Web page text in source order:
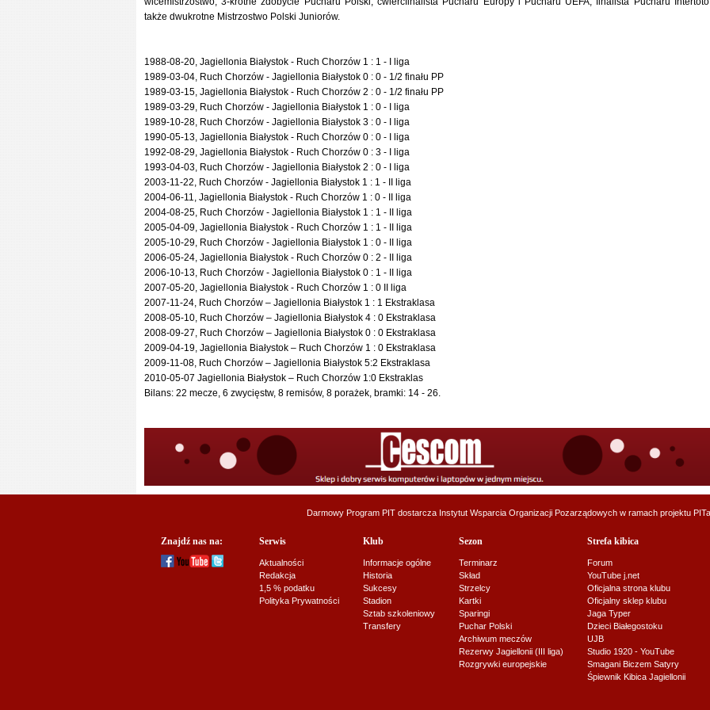
także dwukrotne Mistrzostwo Polski Juniorów.
1988-08-20, Jagiellonia Białystok - Ruch Chorzów 1 : 1 - I liga
1989-03-04, Ruch Chorzów - Jagiellonia Białystok 0 : 0 - 1/2 finału PP
1989-03-15, Jagiellonia Białystok - Ruch Chorzów 2 : 0 - 1/2 finału PP
1989-03-29, Ruch Chorzów - Jagiellonia Białystok 1 : 0 - I liga
1989-10-28, Ruch Chorzów - Jagiellonia Białystok 3 : 0 - I liga
1990-05-13, Jagiellonia Białystok - Ruch Chorzów 0 : 0 - I liga
1992-08-29, Jagiellonia Białystok - Ruch Chorzów 0 : 3 - I liga
1993-04-03, Ruch Chorzów - Jagiellonia Białystok 2 : 0 - I liga
2003-11-22, Ruch Chorzów - Jagiellonia Białystok 1 : 1 - II liga
2004-06-11, Jagiellonia Białystok - Ruch Chorzów 1 : 0 - II liga
2004-08-25, Ruch Chorzów - Jagiellonia Białystok 1 : 1 - II liga
2005-04-09, Jagiellonia Białystok - Ruch Chorzów 1 : 1 - II liga
2005-10-29, Ruch Chorzów - Jagiellonia Białystok 1 : 0 - II liga
2006-05-24, Jagiellonia Białystok - Ruch Chorzów 0 : 2 - II liga
2006-10-13, Ruch Chorzów - Jagiellonia Białystok 0 : 1 - II liga
2007-05-20, Jagiellonia Białystok - Ruch Chorzów 1 : 0 II liga
2007-11-24, Ruch Chorzów – Jagiellonia Białystok 1 : 1 Ekstraklasa
2008-05-10, Ruch Chorzów – Jagiellonia Białystok 4 : 0 Ekstraklasa
2008-09-27, Ruch Chorzów – Jagiellonia Białystok 0 : 0 Ekstraklasa
2009-04-19, Jagiellonia Białystok – Ruch Chorzów 1 : 0 Ekstraklasa
2009-11-08, Ruch Chorzów – Jagiellonia Białystok 5:2 Ekstraklasa
2010-05-07 Jagiellonia Białystok – Ruch Chorzów 1:0 Ekstraklas
Bilans: 22 mecze, 6 zwycięstw, 8 remisów, 8 porażek, bramki: 14 - 26.
Darmowy Program PIT dostarcza Instytut Wsparcia Organizacji Pozarządowych w ramach projektu
Znajdź nas na: Serwis
Aktualności
Redakcja
1,5 % podatku
Polityka Prywatności
Klub
Informacje ogólne
Historia
Sukcesy
Stadion
Sztab szkoleniowy
Transfery
Sezon
Terminarz
Skład
Strzelcy
Kartki
Sparingi
Puchar Polski
Archiwum meczów
Rezerwy Jagiellonii (III liga)
Rozgrywki europejskie
Strefa kibica
Forum
YouTube j.net
Oficjalna strona klubu
Oficjalny sklep klubu
Jaga Typer
Dzieci Białegostoku
UJB
Studio 1920 - YouTube
Smagani Biczem Satyry
Śpiewnik Kibica Jagiellonii